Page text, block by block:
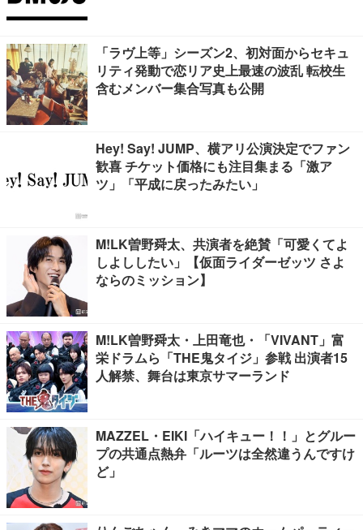
「ラヴ上等」シーズン2、初対面からセキュ
リティ発動で恋リア史上最速の波乱 転校生
含むメンバー集合写真も公開
Hey! Say! JUMP、横アリ公演決定でファン
歓喜 チケット価格にも注目集まる「激ア
ツ」「平成に戻ったみたい」
M!LK曽野舜太、共演者を絶賛「可愛くてよ
しよししたい」【仮面ライダーゼッツ さよ
ならのミッション】
M!LK曽野舜太・上田竜也・「VIVANT」富
栄ドラムら「THE鬼タイジ」参戦 出演者15
人解禁、舞台は東京サマーランド
MAZZEL・EIKI「ハイキュー！！」とグルー
プの共通点熱弁「ルーツは全然違うんですけ
ど」